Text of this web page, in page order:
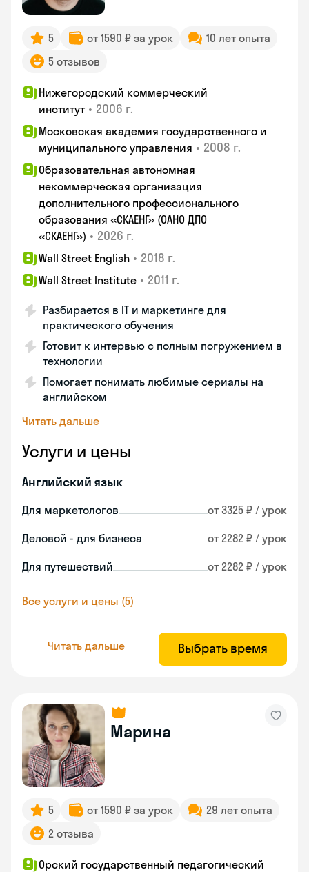
5 от 1590 ₽ за урок
10 лет опыта
5 отзывов
Нижегородский коммерческий
институт • 2006 г.
Московская академия государственного и
муниципального управления • 2008 г.
Образовательная автономная
некоммерческая организация
дополнительного профессионального
образования «СКАЕНГ» (ОАНО ДПО
«СКАЕНГ») • 2026 г.
Wall Street English • 2018 г.
Wall Street Institute • 2011 г.
Разбирается в IT и маркетинге для
практического обучения
Готовит к интервью с полным погружением в
технологии
Помогает понимать любимые сериалы на
английском
Читать дальше
Услуги и цены
Английский язык
Для маркетологов от 3325 ₽ / урок
Деловой - для бизнеса от 2282 ₽ / урок
Для путешествий от 2282 ₽ / урок
Все услуги и цены (5)
Читать дальше Выбрать время
Марина
5 от 1590 ₽ за урок
29 лет опыта
2 отзыва
Орский государственный педагогический